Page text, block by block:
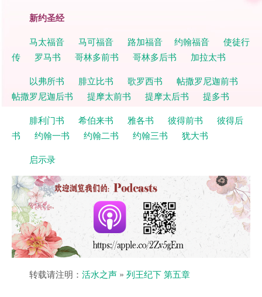
新约圣经
马太福音 马可福音 路加福音 约翰福音
使徒行
传
罗马书 哥林多前书 哥林多后书
加拉太书
以弗所书
腓立比书 歌罗西书
帖撒罗尼迦前书
帖撒罗尼迦后书
提摩太前书 提摩太后书
提多书
腓利门书
希伯来书 雅各书 彼得前书
彼得后
书
约翰一书 约翰二书 约翰三书
犹大书
启示录
转载请注明： 活水之声 » 列王纪下 第五章